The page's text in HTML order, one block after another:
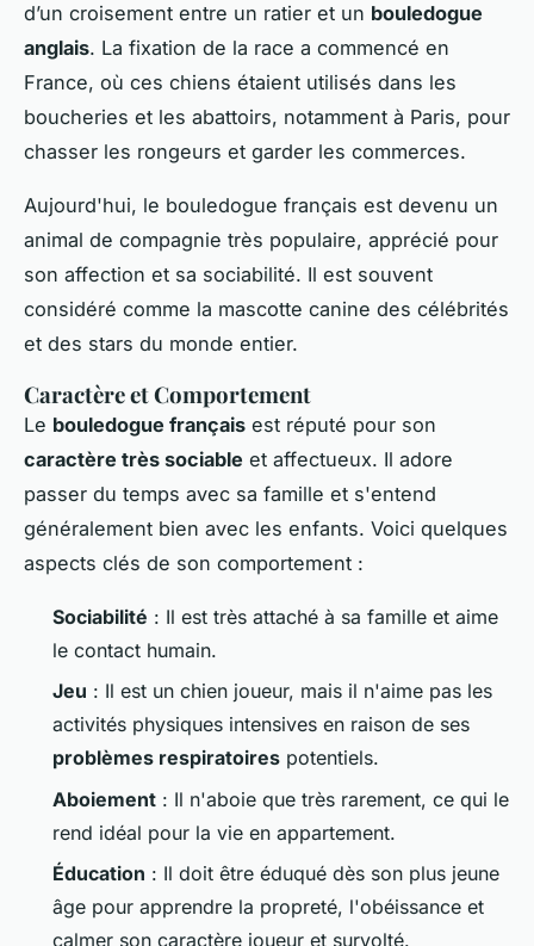
d’un croisement entre un ratier et un bouledogue
anglais. La fixation de la race a commencé en
France, où ces chiens étaient utilisés dans les
boucheries et les abattoirs, notamment à Paris, pour
chasser les rongeurs et garder les commerces.
Aujourd'hui, le bouledogue français est devenu un
animal de compagnie très populaire, apprécié pour
son affection et sa sociabilité. Il est souvent
considéré comme la mascotte canine des célébrités
et des stars du monde entier.
Caractère et Comportement
Le bouledogue français est réputé pour son
caractère très sociable et affectueux. Il adore
passer du temps avec sa famille et s'entend
généralement bien avec les enfants. Voici quelques
aspects clés de son comportement :
Sociabilité : Il est très attaché à sa famille et aime
le contact humain.
Jeu : Il est un chien joueur, mais il n'aime pas les
activités physiques intensives en raison de ses
problèmes respiratoires potentiels.
Aboiement : Il n'aboie que très rarement, ce qui le
rend idéal pour la vie en appartement.
Éducation : Il doit être éduqué dès son plus jeune
âge pour apprendre la propreté, l'obéissance et
calmer son caractère joueur et survolté.